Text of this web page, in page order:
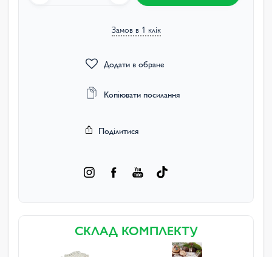
Замов в 1 клік
Додати в обране
Копіювати посилання
Поділитися
СКЛАД КОМПЛЕКТУ